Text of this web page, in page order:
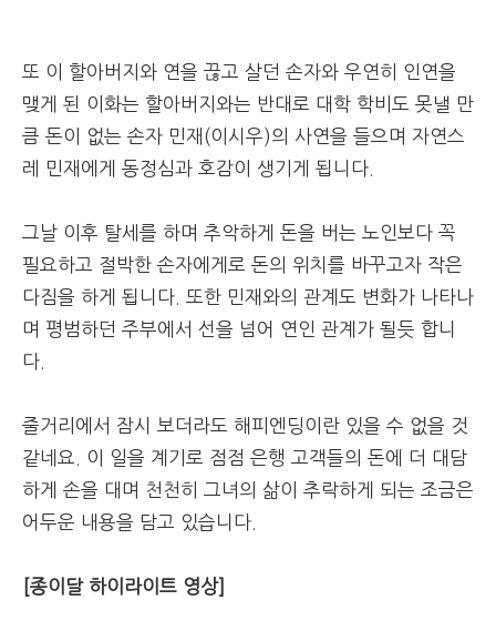
또 이 할아버지와 연을 끊고 살던 손자와 우연히 인연을
맺게 된 이화는 할아버지와는 반대로 대학 학비도 못낼 만
큼 돈이 없는 손자 민재(이시우)의 사연을 들으며 자연스
레 민재에게 동정심과 호감이 생기게 됩니다.
그날 이후 탈세를 하며 추악하게 돈을 버는 노인보다 꼭
필요하고 절박한 손자에게로 돈의 위치를 바꾸고자 작은
다짐을 하게 됩니다. 또한 민재와의 관계도 변화가 나타나
며 평범하던 주부에서 선을 넘어 연인 관계가 될듯 합니
다.
줄거리에서 잠시 보더라도 해피엔딩이란 있을 수 없을 것
같네요. 이 일을 계기로 점점 은행 고객들의 돈에 더 대담
하게 손을 대며 천천히 그녀의 삶이 추락하게 되는 조금은
어두운 내용을 담고 있습니다.
[종이달 하이라이트 영상]